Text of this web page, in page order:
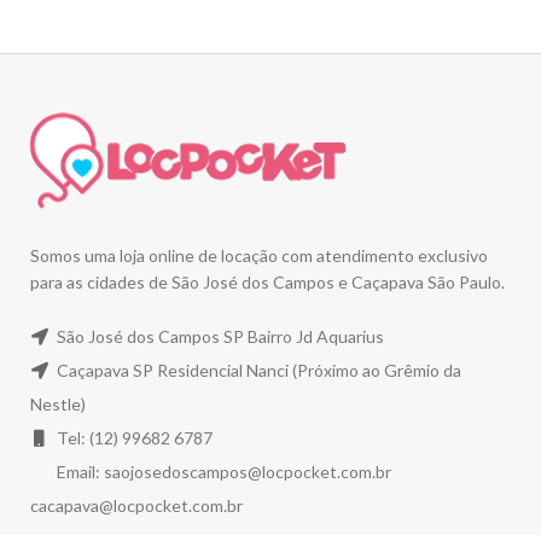
Somos uma loja online de locação com atendimento exclusivo
para as cidades de São José dos Campos e Caçapava São Paulo.
São José dos Campos SP Bairro Jd Aquarius
Caçapava SP Residencial Nanci (Próximo ao Grêmio da
Nestle)
Tel: (12) 99682 6787
Email: saojosedoscampos@locpocket.com.br
cacapava@locpocket.com.br